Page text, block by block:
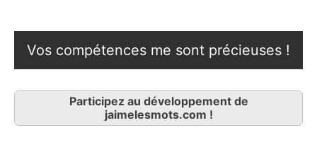
Vos compétences me sont précieuses !
Participez au développement de
jaimelesmots.com !